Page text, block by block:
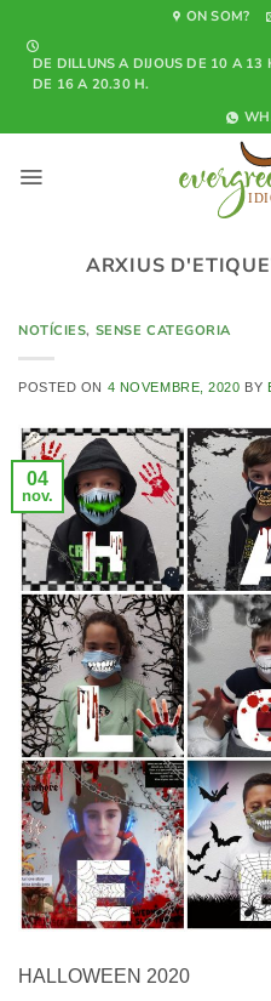
content
ON SOM?
DE DILLUNS A DIJOUS DE 10 A
DE 16 A 20.30 H.
ARXIUS
NOTÍCIES, SENSE CATEGORIA
POSTED ON 4 NOVEMBRE, 2020 BY
04
nov.
HALLOWEEN 2020